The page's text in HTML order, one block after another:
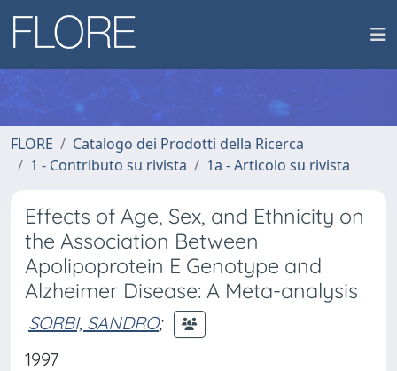
FLORE
Catalogo dei Prodotti della Ricerca
1 - Contributo su rivista
1a - Articolo su rivista
Effects of Age, Sex, and Ethnicity on
the Association Between
Apolipoprotein E Genotype and
Alzheimer Disease: A Meta-analysis
SORBI, SANDRO;
1997